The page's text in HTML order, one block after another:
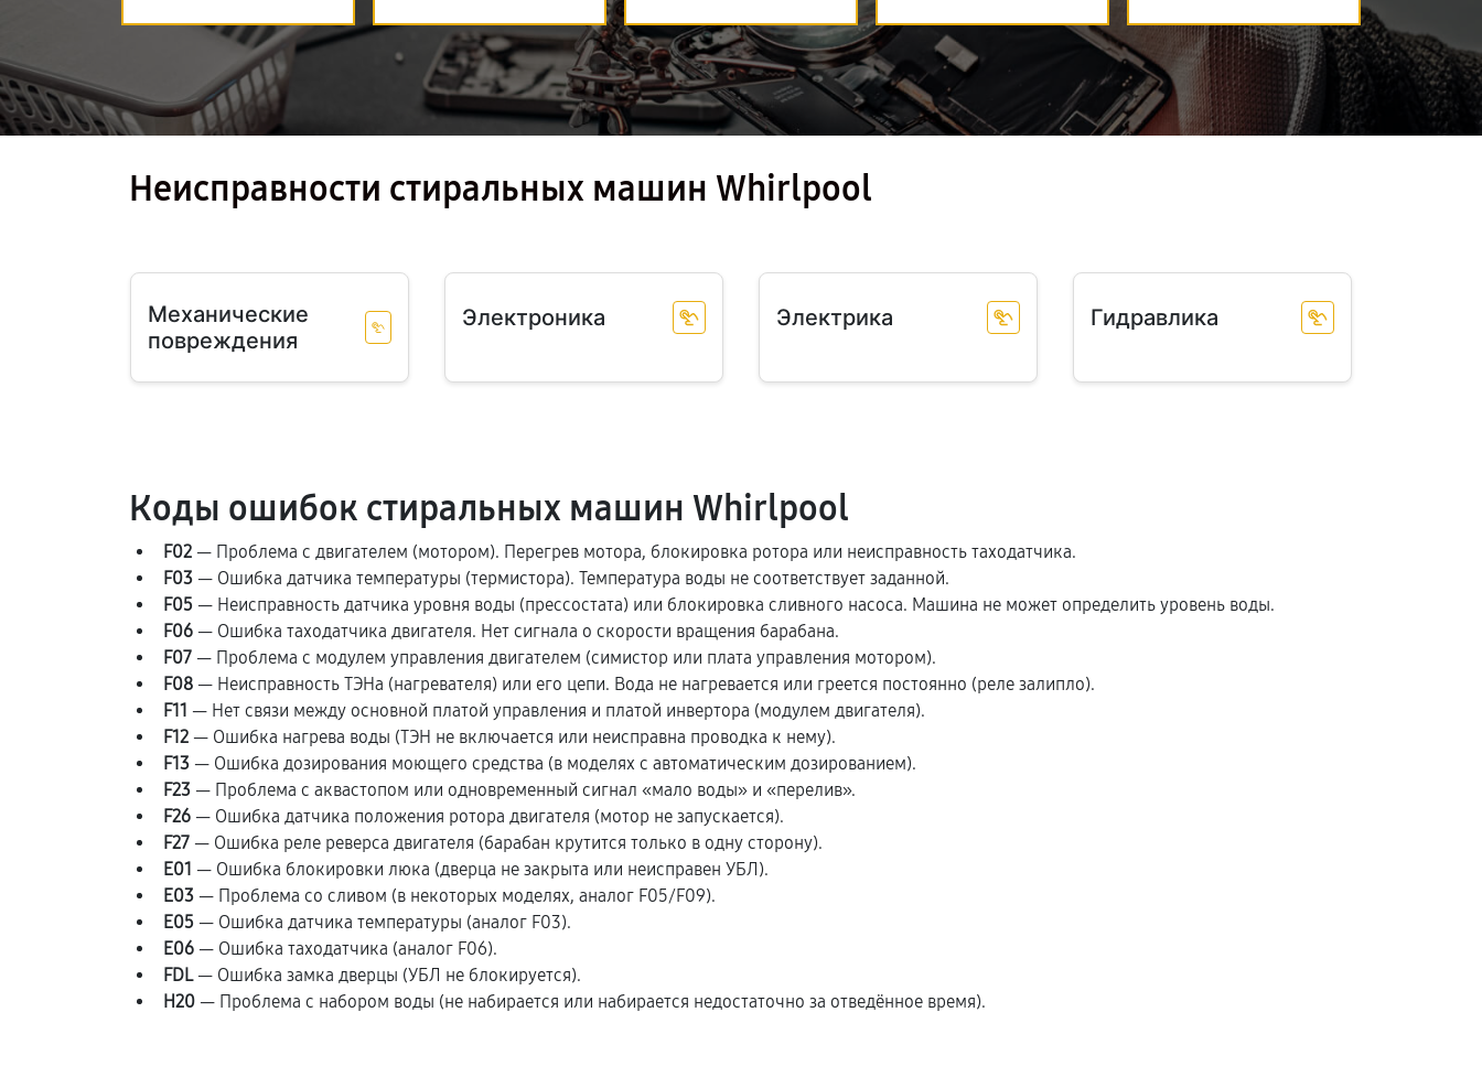
Неисправности стиральных машин Whirlpool
Механические
повреждения
Электроника Электрика Гидравлика
Коды ошибок стиральных машин Whirlpool
F02 — Проблема с двигателем (мотором). Перегрев мотора, блокировка ротора или неисправность таходатчика.
F03 — Ошибка датчика температуры (термистора). Температура воды не соответствует заданной.
F05 — Неисправность датчика уровня воды (прессостата) или блокировка сливного насоса. Машина не может определить уровень воды.
F06 — Ошибка таходатчика двигателя. Нет сигнала о скорости вращения барабана.
F07 — Проблема с модулем управления двигателем (симистор или плата управления мотором).
F08 — Неисправность ТЭНа (нагревателя) или его цепи. Вода не нагревается или греется постоянно (реле залипло).
F11 — Нет связи между основной платой управления и платой инвертора (модулем двигателя).
F12 — Ошибка нагрева воды (ТЭН не включается или неисправна проводка к нему).
F13 — Ошибка дозирования моющего средства (в моделях с автоматическим дозированием).
F23 — Проблема с аквастопом или одновременный сигнал «мало воды» и «перелив».
F26 — Ошибка датчика положения ротора двигателя (мотор не запускается).
F27 — Ошибка реле реверса двигателя (барабан крутится только в одну сторону).
E01 — Ошибка блокировки люка (дверца не закрыта или неисправен УБЛ).
E03 — Проблема со сливом (в некоторых моделях, аналог F05/F09).
E05 — Ошибка датчика температуры (аналог F03).
E06 — Ошибка таходатчика (аналог F06).
FDL— Ошибка замка дверцы (УБЛ не блокируется).
H20 — Проблема с набором воды (не набирается или набирается недостаточно за отведённое время).